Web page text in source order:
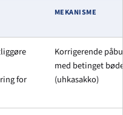
MEKANISME
for
Korrigerende
med betinget
(uhkasakko)